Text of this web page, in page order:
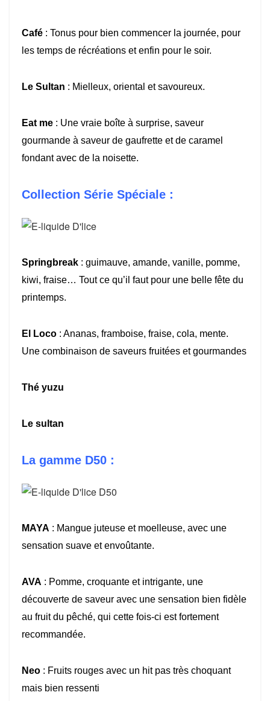
Café : Tonus pour bien commencer la journée, pour
les temps de récréations et enfin pour le soir.
Le Sultan : Mielleux, oriental et savoureux.
Eat me : Une vraie boîte à surprise, saveur
gourmande à saveur de gaufrette et de caramel
fondant avec de la noisette.
Collection Série Spéciale :
Springbreak : guimauve, amande, vanille, pomme,
kiwi, fraise… Tout ce qu’il faut pour une belle fête du
printemps.
El Loco : Ananas, framboise, fraise, cola, mente.
Une combinaison de saveurs fruitées et gourmandes
Thé yuzu
Le sultan
La gamme D50 :
MAYA : Mangue juteuse et moelleuse, avec une
sensation suave et envoûtante.
AVA : Pomme, croquante et intrigante, une
découverte de saveur avec une sensation bien fidèle
au fruit du pêché, qui cette fois-ci est fortement
recommandée.
Neo : Fruits rouges avec un hit pas très choquant
mais bien ressenti